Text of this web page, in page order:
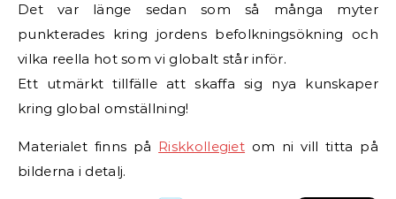
Det var länge sedan som så många myter
punkterades kring jordens befolkningsökning och
vilka reella hot som vi globalt står inför.
Ett utmärkt tillfälle att skaffa sig nya kunskaper
kring global omställning!
Materialet finns på Riskkollegiet om ni vill titta på
bilderna i detalj.